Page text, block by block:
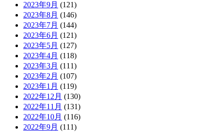
2023年9月 (121)
2023年8月 (146)
2023年7月 (144)
2023年6月 (121)
2023年5月 (127)
2023年4月 (118)
2023年3月 (111)
2023年2月 (107)
2023年1月 (119)
2022年12月 (130)
2022年11月 (131)
2022年10月 (116)
2022年9月 (111)